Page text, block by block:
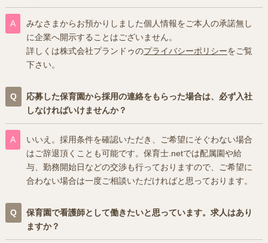
みなさまからお預かりしました個人情報をご本人の承諾無し
に企業へ開示することはございません。
詳しくは株式会社プランドゥのプライバシーポリシーをご覧
下さい。
応募した保育園から採用の連絡をもらった場合は、必ず入社
しなければいけませんか？
いいえ。採用条件を確認いただき、ご希望にそぐわない場合
はご辞退頂くことも可能です。保育士.netでは配属園や給
与、勤務開始日などの交渉も行っておりますので、ご希望に
合わない場合は一度ご相談いただければと思っております。
保育園で看護師として働きたいと思っています。求人はあり
ますか？